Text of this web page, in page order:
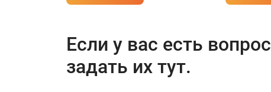
Если у вас есть
задать их тут.